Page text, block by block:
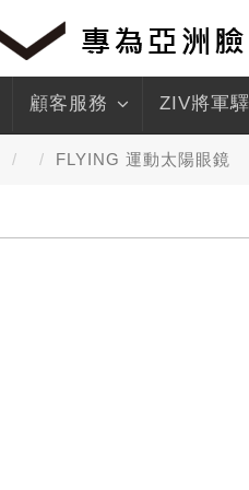
顧客服務 ZIV將軍
FLYING 運動太陽眼鏡